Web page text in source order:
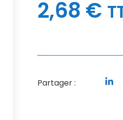
2,68 €
Partager :